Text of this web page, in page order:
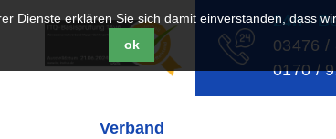
Dienste erklären Sie sich damit einverstanden, dass
ok
24h -
03476 /
0170 /
Verband